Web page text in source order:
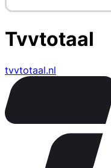
Tvvtotaal
tvvtotaal.nl